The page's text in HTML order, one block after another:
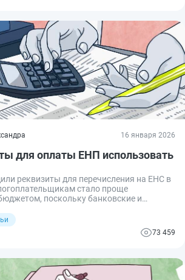
16 января 2026
для оплаты ЕНП использовать
реквизиты для перечисления на ЕНС в
стало проще
поскольку банковские и
перечислять единый налоговый платеж.
73 459